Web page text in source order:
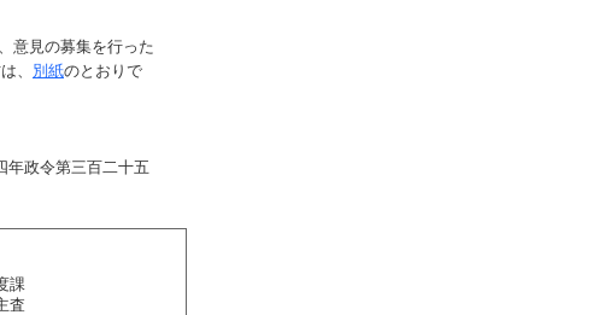
意見の募集を行った
、 別紙のとおりで
年政令第三百二十五
課
査